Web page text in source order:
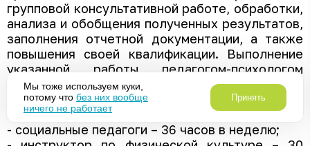
групповой консультативной работе, обработки,
анализа и обобщения полученных результатов,
заполнения отчетной документации, а также
повышения своей квалификации. Выполнение
указанной работы педагогом-психологом
может осуществляться как непосредственно в
образовательном учреждении, так и за его
пределами»);
- социальные педагоги – 36 часов в неделю;
Мы тоже используем куки,
потому что без них вообще
ничего не работает
Принять